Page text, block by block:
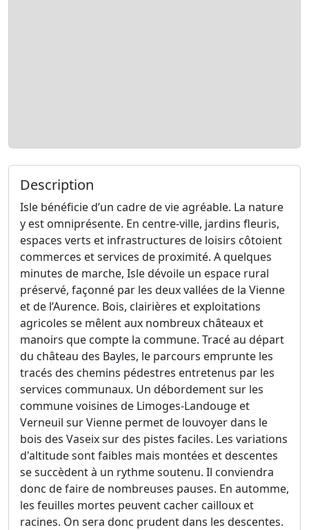
Description
Isle bénéficie d’un cadre de vie agréable. La nature
y est omniprésente. En centre-ville, jardins fleuris,
espaces verts et infrastructures de loisirs côtoient
commerces et services de proximité. A quelques
minutes de marche, Isle dévoile un espace rural
préservé, façonné par les deux vallées de la Vienne
et de l’Aurence. Bois, clairières et exploitations
agricoles se mêlent aux nombreux châteaux et
manoirs que compte la commune. Tracé au départ
du château des Bayles, le parcours emprunte les
tracés des chemins pédestres entretenus par les
services communaux. Un débordement sur les
commune voisines de Limoges-Landouge et
Verneuil sur Vienne permet de louvoyer dans le
bois des Vaseix sur des pistes faciles. Les variations
d'altitude sont faibles mais montées et descentes
se succèdent à un rythme soutenu. Il conviendra
donc de faire de nombreuses pauses. En automme,
les feuilles mortes peuvent cacher cailloux et
racines. On sera donc prudent dans les descentes.